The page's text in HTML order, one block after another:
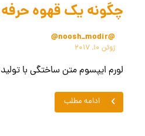
چگونه یک قهوه
@noosh_modir@
ژوئن ۱۰, ۲۰۱۷
لورم ایپسوم متن ساختگی با
ادامه مطلب